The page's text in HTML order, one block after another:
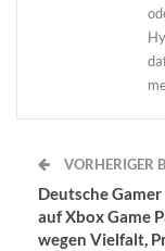
VORHERIGER
Deutsche Gamer
auf Xbox Game
wegen Vielfalt,